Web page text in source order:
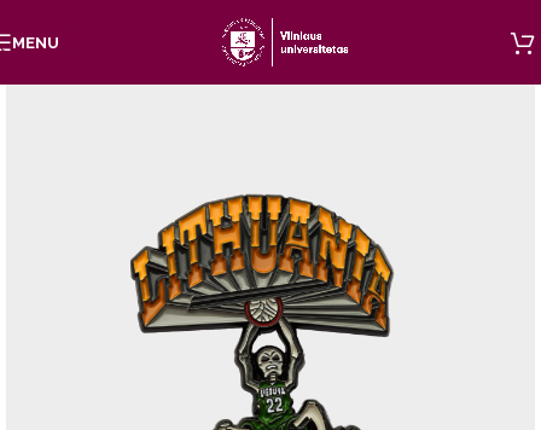
Skip to main content
MENU